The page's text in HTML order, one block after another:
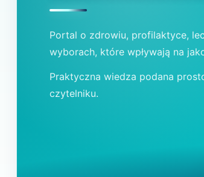
Portal o zdrowiu, profilaktyce,
wyborach, które wpływają na
Praktyczna wiedza podana
czytelniku.